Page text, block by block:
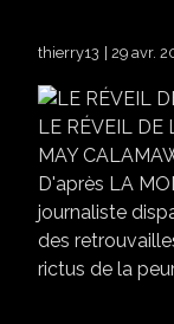
thierry13 29 avr.
LE RÉVEIL DE
MAY
D'après LA
journaliste
des
rictus de la